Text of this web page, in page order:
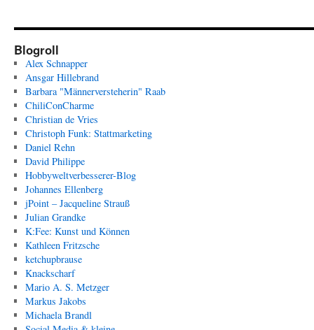
Blogroll
Alex Schnapper
Ansgar Hillebrand
Barbara "Männerversteherin" Raab
ChiliConCharme
Christian de Vries
Christoph Funk: Stattmarketing
Daniel Rehn
David Philippe
Hobbyweltverbesserer-Blog
Johannes Ellenberg
jPoint – Jacqueline Strauß
Julian Grandke
K:Fee: Kunst und Können
Kathleen Fritzsche
ketchupbrause
Knackscharf
Mario A. S. Metzger
Markus Jakobs
Michaela Brandl